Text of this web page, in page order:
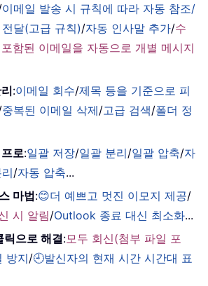
이메일 발송 시 규칙에 따라 자동 참조/
달(고급 규칙)/자동 인사말 추가/수
함된 이메일을 자동으로 개별 메시지
:이메일 회수/제목 등을 기준으로 피
중복된 이메일 삭제/고급 검색/폴더 정
로:일괄 저장/일괄 분리/일괄 압축/자
/자동 압축...
마법:😊더 예쁘고 멋진 이모지 제공/
시 알림/Outlook 종료 대신 최소화...
릭으로 해결:모두 회신(첨부 파일 포
방지/🕘발신자의 현재 시간 시간대 표